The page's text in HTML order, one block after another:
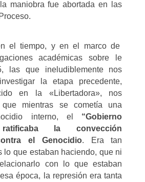
maniobra fue abortada en las
el tiempo, y en el marco de
académicas sobre le
las que ineludiblemente nos
la etapa precedente,
en la «Libertadora», nos
que mientras se cometía una
interno, el “Gobierno
ratificaba la convección
el Genocidio. Era tan
lo que estaban haciendo, que ni
con lo que estaban
época, la represión era tanta